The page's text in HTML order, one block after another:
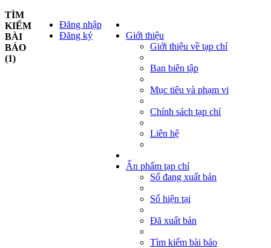
Giới thiệu
Giới thiệu về tạp chí
Ban biên tập
Mục tiêu và phạm vi
Chính sách tạp chí
Liên hệ
Ấn phẩm tạp chí
Số đang xuất bản
Số hiện tại
Đã xuất bản
Tìm kiếm bài báo
Đăng nhập
Đăng ký
TÌM
KIẾM
BÀI
BÁO
(1)